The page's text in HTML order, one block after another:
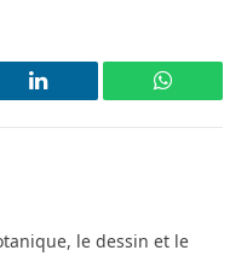
LinkedIn
le dessin et le